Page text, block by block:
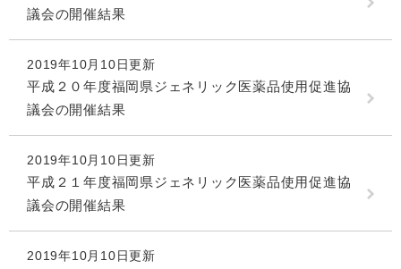
議会の開催結果
2019年10月10日更新
平成２０年度福岡県ジェネリック医薬品使用促進協
議会の開催結果
2019年10月10日更新
平成２１年度福岡県ジェネリック医薬品使用促進協
議会の開催結果
2019年10月10日更新